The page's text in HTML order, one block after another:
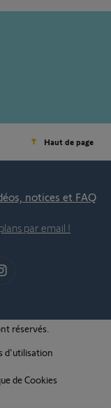
Haut de page
notices et FAQ
par email !
réservés.
d'utilisation
de Cookies